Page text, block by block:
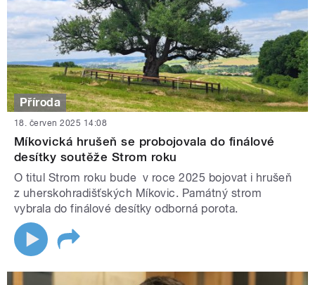
Příroda
18. červen 2025 14:08
Míkovická hrušeň se probojovala do finálové
desítky soutěže Strom roku
O titul Strom roku bude v roce 2025 bojovat i hrušeň
z uherskohradišťských Míkovic. Památný strom
vybrala do finálové desítky odborná porota.